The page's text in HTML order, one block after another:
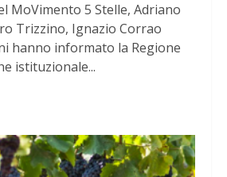
MoVimento 5 Stelle, Adriano
Trizzino, Ignazio Corrao
hanno informato la Regione
istituzionale...